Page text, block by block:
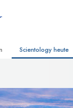
Kirchen
Scientology heute
Scientology